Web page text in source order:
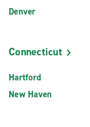
Denver
Connecticut
Hartford
New Haven